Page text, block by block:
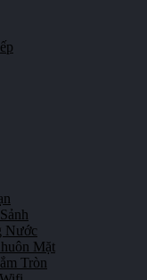
Nước
Mặt
Tròn